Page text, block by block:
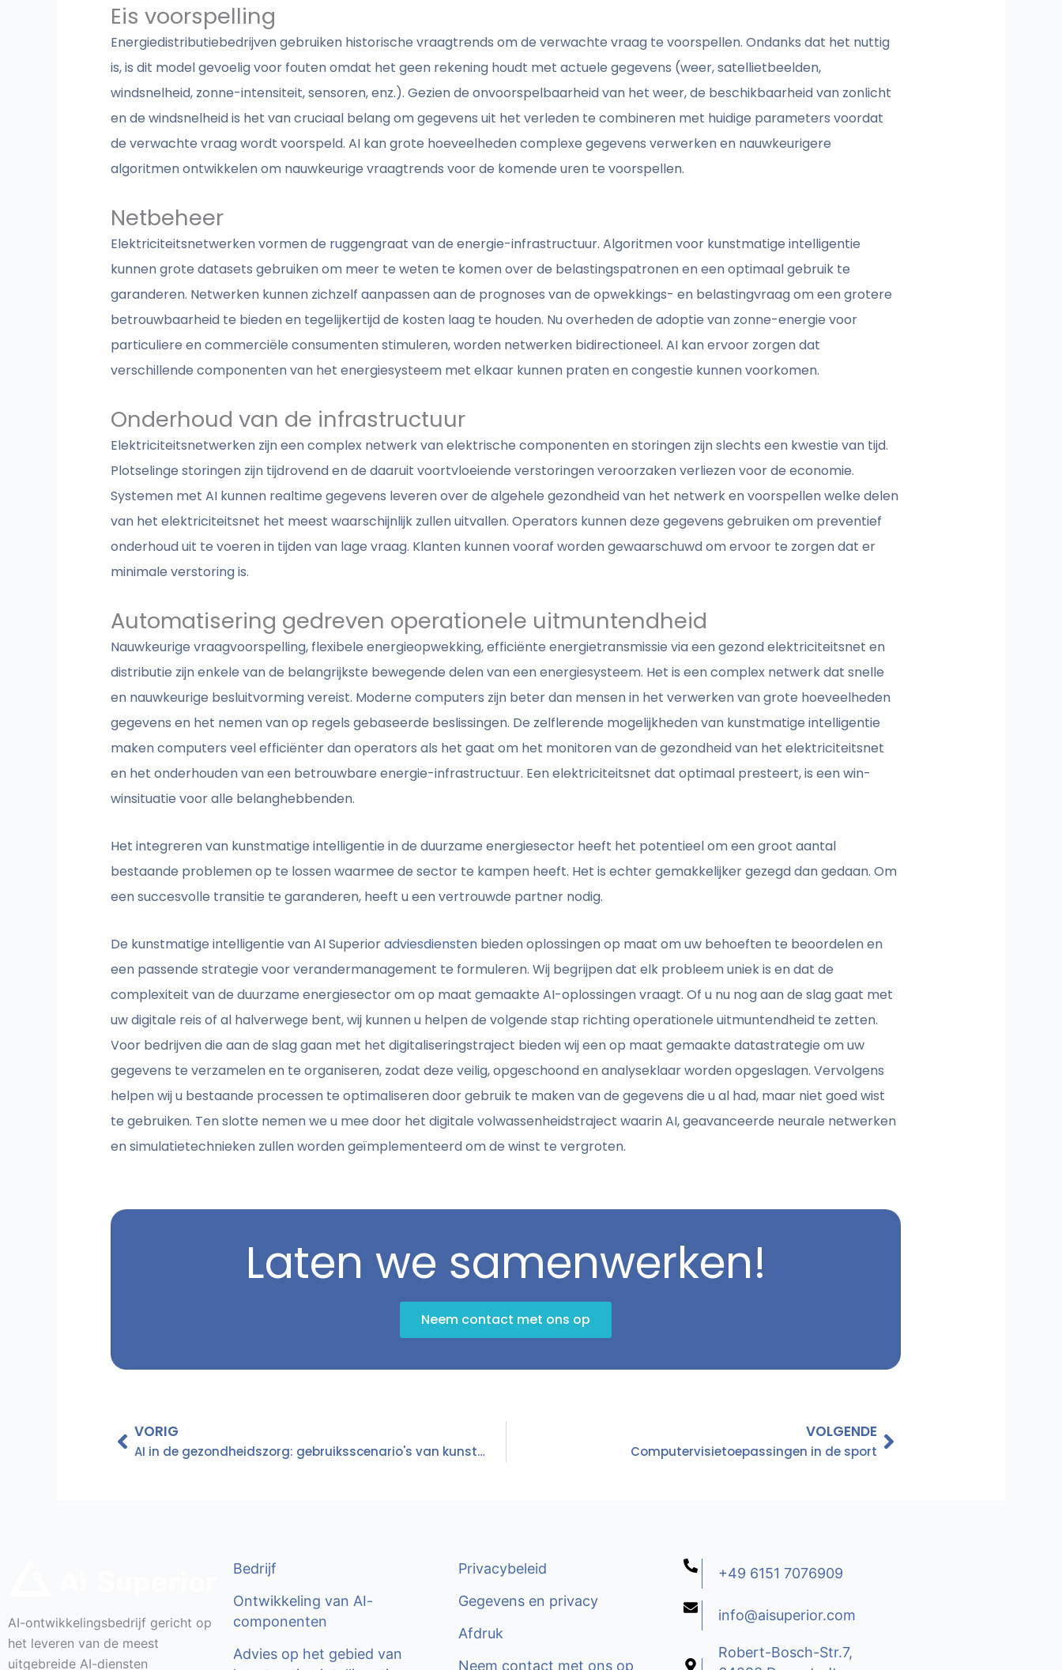
Eis voorspelling
Energiedistributiebedrijven gebruiken historische vraagtrends om de verwachte vraag te voorspellen. Ondanks dat het nuttig
is, is dit model gevoelig voor fouten omdat het geen rekening houdt met actuele gegevens (weer, satellietbeelden,
windsnelheid, zonne-intensiteit, sensoren, enz.). Gezien de onvoorspelbaarheid van het weer, de beschikbaarheid van zonlicht
en de windsnelheid is het van cruciaal belang om gegevens uit het verleden te combineren met huidige parameters voordat
de verwachte vraag wordt voorspeld. AI kan grote hoeveelheden complexe gegevens verwerken en nauwkeurigere
algoritmen ontwikkelen om nauwkeurige vraagtrends voor de komende uren te voorspellen.
Netbeheer
Elektriciteitsnetwerken vormen de ruggengraat van de energie-infrastructuur. Algoritmen voor kunstmatige intelligentie
kunnen grote datasets gebruiken om meer te weten te komen over de belastingspatronen en een optimaal gebruik te
garanderen. Netwerken kunnen zichzelf aanpassen aan de prognoses van de opwekkings- en belastingvraag om een grotere
betrouwbaarheid te bieden en tegelijkertijd de kosten laag te houden. Nu overheden de adoptie van zonne-energie voor
particuliere en commerciële consumenten stimuleren, worden netwerken bidirectioneel. AI kan ervoor zorgen dat
verschillende componenten van het energiesysteem met elkaar kunnen praten en congestie kunnen voorkomen.
Onderhoud van de infrastructuur
Elektriciteitsnetwerken zijn een complex netwerk van elektrische componenten en storingen zijn slechts een kwestie van tijd.
Plotselinge storingen zijn tijdrovend en de daaruit voortvloeiende verstoringen veroorzaken verliezen voor de economie.
Systemen met AI kunnen realtime gegevens leveren over de algehele gezondheid van het netwerk en voorspellen welke delen
van het elektriciteitsnet het meest waarschijnlijk zullen uitvallen. Operators kunnen deze gegevens gebruiken om preventief
onderhoud uit te voeren in tijden van lage vraag. Klanten kunnen vooraf worden gewaarschuwd om ervoor te zorgen dat er
minimale verstoring is.
Automatisering gedreven operationele uitmuntendheid
Nauwkeurige vraagvoorspelling, flexibele energieopwekking, efficiënte energietransmissie via een gezond elektriciteitsnet en
distributie zijn enkele van de belangrijkste bewegende delen van een energiesysteem. Het is een complex netwerk dat snelle
en nauwkeurige besluitvorming vereist. Moderne computers zijn beter dan mensen in het verwerken van grote hoeveelheden
gegevens en het nemen van op regels gebaseerde beslissingen. De zelflerende mogelijkheden van kunstmatige intelligentie
maken computers veel efficiënter dan operators als het gaat om het monitoren van de gezondheid van het elektriciteitsnet
en het onderhouden van een betrouwbare energie-infrastructuur. Een elektriciteitsnet dat optimaal presteert, is een win-
winsituatie voor alle belanghebbenden.
Het integreren van kunstmatige intelligentie in de duurzame energiesector heeft het potentieel om een groot aantal
bestaande problemen op te lossen waarmee de sector te kampen heeft. Het is echter gemakkelijker gezegd dan gedaan. Om
een succesvolle transitie te garanderen, heeft u een vertrouwde partner nodig.
De kunstmatige intelligentie van AI Superioradviesdiensten bieden oplossingen op maat om uw behoeften te beoordelen en
een passende strategie voor verandermanagement te formuleren. Wij begrijpen dat elk probleem uniek is en dat de
complexiteit van de duurzame energiesector om op maat gemaakte AI-oplossingen vraagt. Of u nu nog aan de slag gaat met
uw digitale reis of al halverwege bent, wij kunnen u helpen de volgende stap richting operationele uitmuntendheid te zetten.
Voor bedrijven die aan de slag gaan met het digitaliseringstraject bieden wij een op maat gemaakte datastrategie om uw
gegevens te verzamelen en te organiseren, zodat deze veilig, opgeschoond en analyseklaar worden opgeslagen. Vervolgens
helpen wij u bestaande processen te optimaliseren door gebruik te maken van de gegevens die u al had, maar niet goed wist
te gebruiken. Ten slotte nemen we u mee door het digitale volwassenheidstraject waarin AI, geavanceerde neurale netwerken
en simulatietechnieken zullen worden geïmplementeerd om de winst te vergroten.
Laten we samenwerken!
Neem contact met ons op
VORIG
AI in de gezondheidszorg: gebruiksscenario's van kunstmatige intelligentie in de gezondheidszorg
VOLGENDE
Computervisietoepassingen in de sport
AI-ontwikkelingsbedrijf gericht op
het leveren van de meest
uitgebreide AI-diensten
Bedrijf
Ontwikkeling van AI-
componenten
Advies op het gebied van
Privacybeleid
Gegevens en privacy
Afdruk
Neem contact met ons op
+49 6151 7076909
info@aisuperior.com
Robert-Bosch-Str.7,